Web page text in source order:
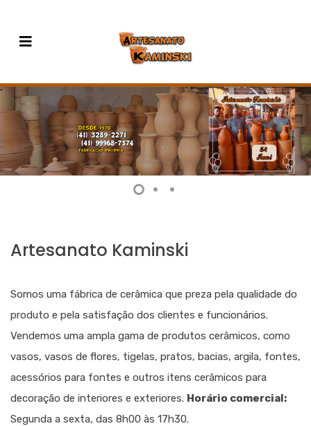
Artesanato Kaminski
Somos uma fábrica de cerâmica que preza pela qualidade do
produto e pela satisfação dos clientes e funcionários.
Vendemos uma ampla gama de produtos cerâmicos, como
vasos, vasos de flores, tigelas, pratos, bacias, argila, fontes,
acessórios para fontes e outros itens cerâmicos para
decoração de interiores e exteriores. Horário comercial:
Segunda a sexta, das 8h00 às 17h30.